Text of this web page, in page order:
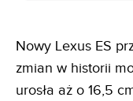
Nowy Lexus ES
zmian w historii
urosła aż o 16,5